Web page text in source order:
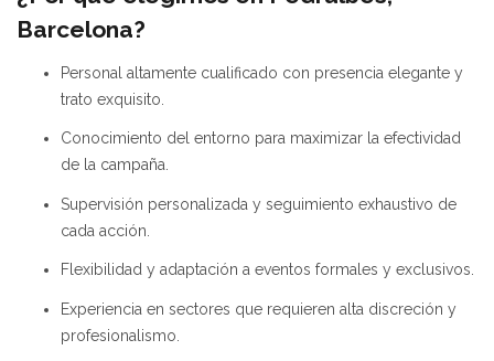
Barcelona?
Personal altamente cualificado con presencia elegante y
trato exquisito.
Conocimiento del entorno para maximizar la efectividad
de la campaña.
Supervisión personalizada y seguimiento exhaustivo de
cada acción.
Flexibilidad y adaptación a eventos formales y exclusivos.
Experiencia en sectores que requieren alta discreción y
profesionalismo.